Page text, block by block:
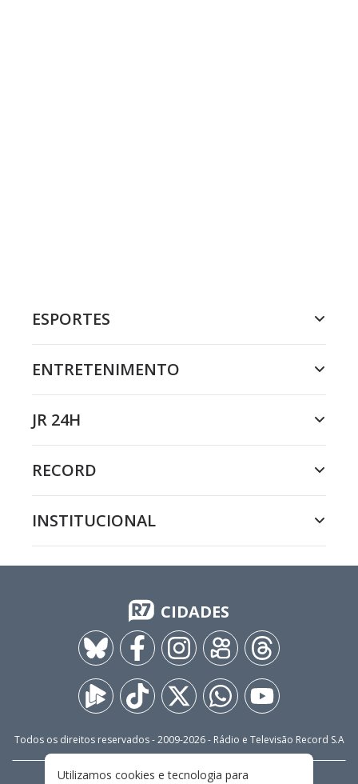
ESPORTES
ENTRETENIMENTO
JR 24H
RECORD
INSTITUCIONAL
CIDADES
Todos os direitos reservados - 2009-2026- Rádio e Televisão Record S.A
Utilizamos cookies e tecnologia para